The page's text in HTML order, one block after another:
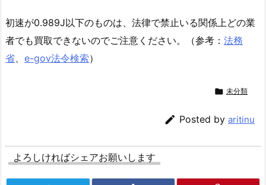
初速が0.989J以下のものは、法律で禁止いる関係上どの業
者でも買取できないのでご注意ください。（参考： 法務
省、 e-gov法令検索）
 未分類
 Posted by aritinu
よろしければシェアお願いします